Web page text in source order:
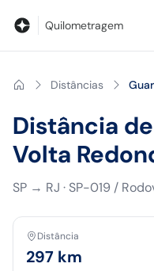
Quilometragem
Distâncias
Distância
Volta
SP → RJ · SP-019 /
Distância
297 km